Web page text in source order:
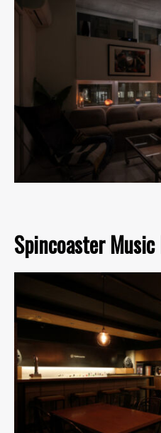
Spincoaster